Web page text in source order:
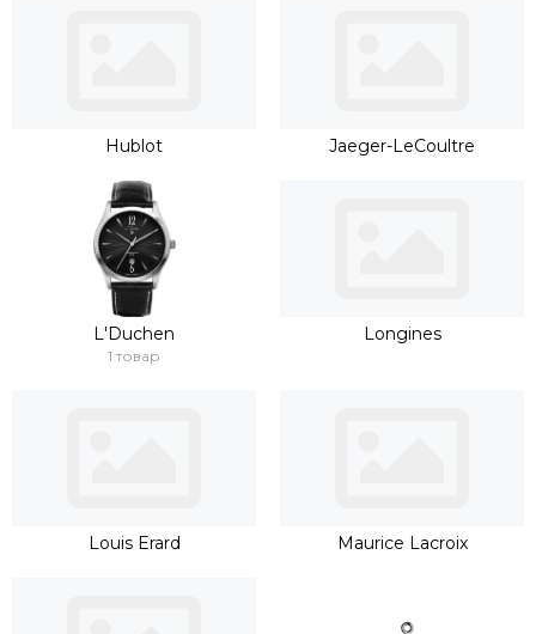
Hublot Jaeger-LeCoultre
L'Duchen
1 товар
Longines
Louis Erard Maurice Lacroix